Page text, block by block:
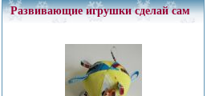
Развивающие игрушки сделай сам